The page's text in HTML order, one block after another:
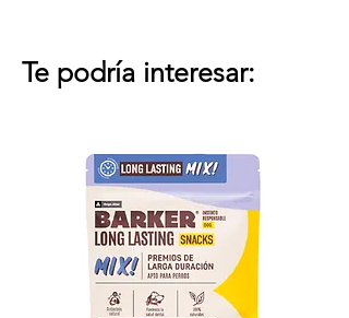
Te podría interesar: